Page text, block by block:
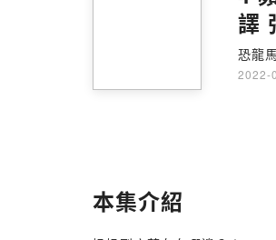
譯
恐龍
2022-
本集介紹